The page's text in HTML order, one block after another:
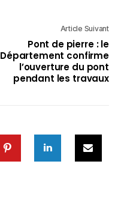
Article Suivant
Pont de pierre : le
Département confirme
l’ouverture du pont
pendant les travaux